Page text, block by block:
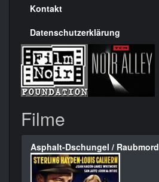
Kontakt
Datenschutzerklärung
Filme
Asphalt-Dschungel / Raubmord